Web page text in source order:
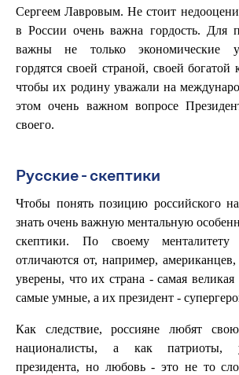
Сергеем Лавровым. Не стоит
в России очень важна гордость. Для
важны не только экономические
гордятся своей страной, своей богатой
чтобы их родину уважали на
этом очень важном вопросе
своего.
Русские - скептики
Чтобы понять позицию российского
знать очень важную ментальную
скептики. По своему менталитету
отличаются от, например,
уверены, что их страна - самая
самые умные, а их президент -
Как следствие, россияне любят
националисты, а как патриоты,
президента, но любовь - это не то